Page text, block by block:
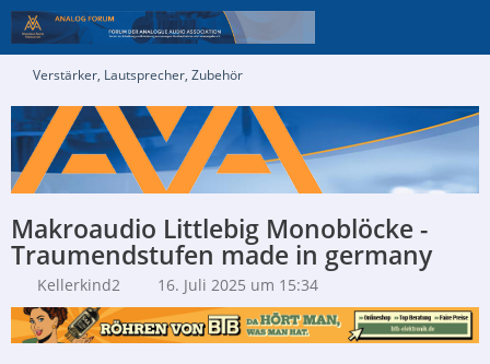
Verstärker, Lautsprecher, Zubehör
Makroaudio Littlebig Monoblöcke -
Traumendstufen made in germany
Kellerkind2 16. Juli 2025 um 15:34